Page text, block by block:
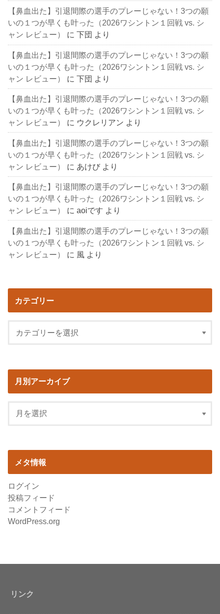
【鼻血出た】引退間際の選手のプレーじゃない！3つの願
いの１つが早くも叶った（2026ワシントン１回戦 vs. シ
ャン レビュー）
に下団 より
【鼻血出た】引退間際の選手のプレーじゃない！3つの願
いの１つが早くも叶った（2026ワシントン１回戦 vs. シ
ャン レビュー）
に下団 より
【鼻血出た】引退間際の選手のプレーじゃない！3つの願
いの１つが早くも叶った（2026ワシントン１回戦 vs. シ
ャン レビュー）
に ウクレリアン より
【鼻血出た】引退間際の選手のプレーじゃない！3つの願
いの１つが早くも叶った（2026ワシントン１回戦 vs. シ
ャン レビュー）
に あけび より
【鼻血出た】引退間際の選手のプレーじゃない！3つの願
いの１つが早くも叶った（2026ワシントン１回戦 vs. シ
ャン レビュー）
にaoiです より
【鼻血出た】引退間際の選手のプレーじゃない！3つの願
いの１つが早くも叶った（2026ワシントン１回戦 vs. シ
ャン レビュー）
に 風 より
カテゴリー
月別アーカイブ
メタ情報
ログイン
投稿フィード
コメントフィード
WordPress.org
リンク